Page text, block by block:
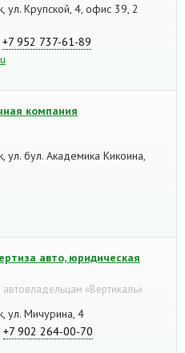
ул. Крупской, 4, офис 39, 2
+7 952 737-61-89
компания
ул. бул. Академика Кикоина,
авто, юридическая
«Вертикаль»
ул. Мичурина, 4
+7 902 264-00-70